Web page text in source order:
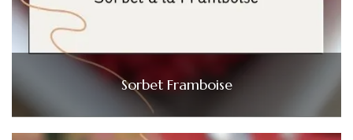
Sorbet Framboise